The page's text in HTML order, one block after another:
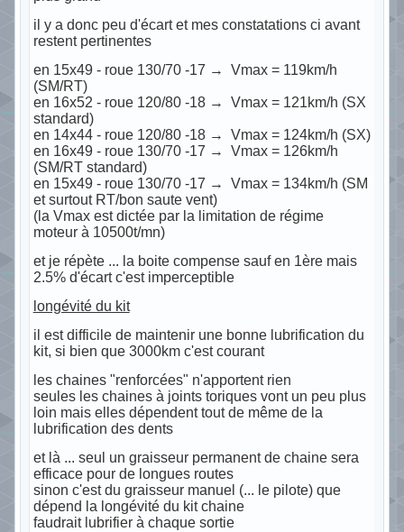
il y a donc peu d'écart et mes constatations ci avant
restent pertinentes
en 15x49 - roue 130/70 -17 → Vmax = 119km/h
(SM/RT)
en 16x52 - roue 120/80 -18 → Vmax = 121km/h (SX
standard)
en 14x44 - roue 120/80 -18 → Vmax = 124km/h (SX)
en 16x49 - roue 130/70 -17 → Vmax = 126km/h
(SM/RT standard)
en 15x49 - roue 130/70 -17 → Vmax = 134km/h (SM
et surtout RT/bon saute vent)
(la Vmax est dictée par la limitation de régime
moteur à 10500t/mn)
et je répète ... la boite compense sauf en 1ère mais
2.5% d'écart c'est imperceptible
longévité du kit
il est difficile de maintenir une bonne lubrification du
kit, si bien que 3000km c'est courant
les chaines "renforcées" n'apportent rien
seules les chaines à joints toriques vont un peu plus
loin mais elles dépendent tout de même de la
lubrification des dents
et là ... seul un graisseur permanent de chaine sera
efficace pour de longues routes
sinon c'est du graisseur manuel (... le pilote) que
dépend la longévité du kit chaine
faudrait lubrifier à chaque sortie